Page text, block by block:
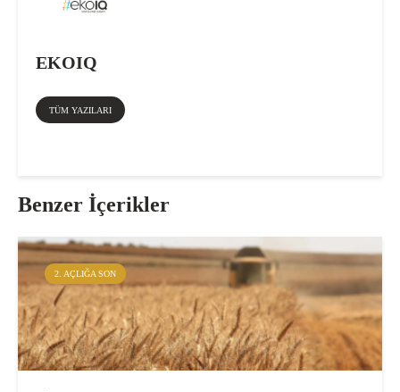
EKOIQ
TÜM YAZILARI
Benzer İçerikler
2. AÇLIĞA SON